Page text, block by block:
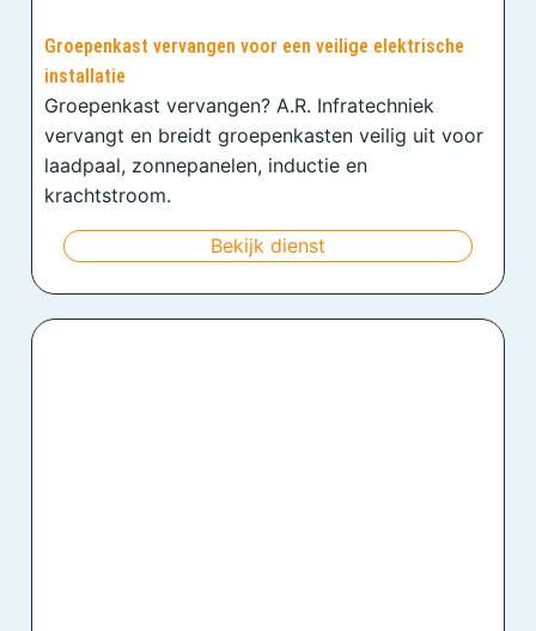
Groepenkast vervangen voor een veilige elektrische
installatie
Groepenkast vervangen? A.R. Infratechniek
vervangt en breidt groepenkasten veilig uit voor
laadpaal, zonnepanelen, inductie en
krachtstroom.
Bekijk dienst